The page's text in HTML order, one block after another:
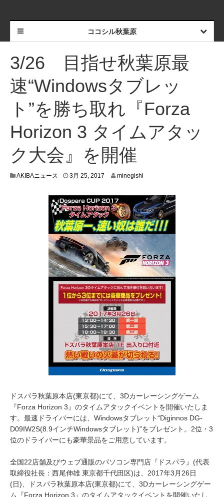
ココシル秋葉原
3/26 目指せ秋葉原最
速“Windowsタブレッ
ト”を勝ち取れ『Forza
Horizon 3 タイムアタッ
ク大会』を開催
AKIBAニュース 3月 25, 2017
3
,
2
0
1
7
minegishi
ドスパラ秋葉原本店(東京都)にて、3Dカーレーシングゲーム
『Forza Horizon 3』のタイムアタックイベントを開催いたしま
す。最速ドライバーには、Windowsタブレット“Diginnos DG-
D09IW2S(8.9インチWindowsタブレット)”をプレゼント。2位・3
位のドライバーにも豪華景品をご用意しています。
全国22店舗及びウェブ通販のパソコン専門店『ドスパラ』(代表
取締役社長：西尾伸雄 東京都千代田区)は、2017年3月26日
(日)、ドスパラ秋葉原本店(東京都)にて、3Dカーレーシングゲー
ム『Forza Horizon 3』のタイムアタックイベントを開催いたし